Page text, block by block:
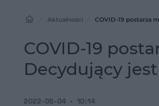
Aktualności COVID-19 postarza
COVID-19
Decydujący
2022-05-04 10:14